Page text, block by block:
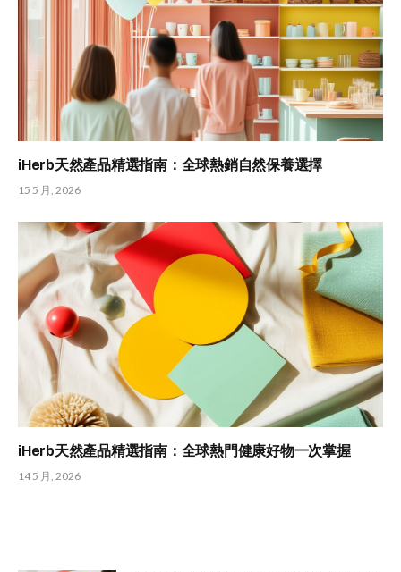
iHerb天然產品精選指南：全球熱銷自然保養選擇
15 5 月, 2026
iHerb天然產品精選指南：全球熱門健康好物一次掌握
14 5 月, 2026